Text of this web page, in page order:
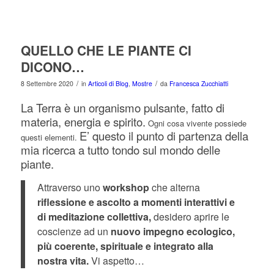
QUELLO CHE LE PIANTE CI
DICONO…
8 Settembre 2020 / in Articoli di Blog, Mostre / da Francesca Zucchiatti
La Terra è un organismo pulsante, fatto di
materia, energia e spirito. Ogni cosa vivente possiede
questi elementi. E’ questo il punto di partenza della
mia ricerca a tutto tondo sul mondo delle
piante.
Attraverso unoworkshopche alterna
riflessione e ascolto a momenti interattivi e
di meditazione collettiva,desidero aprire le
coscienze ad un nuovo impegno ecologico,
più coerente, spirituale e integrato alla
nostra vita.Vi aspetto…